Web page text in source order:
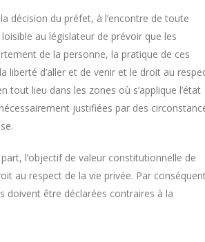
décision du préfet, à l’encontre de toute
au législateur de prévoir que les
de la personne, la pratique de ces
liberté d’aller et de venir et le droit au
lieu dans les zones où s’applique l’état
justifiées par des
l’objectif de valeur constitutionnelle de
au respect de la vie privée. Par
doivent être déclarées contraires à la